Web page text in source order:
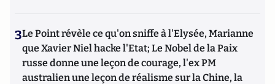
3Le Point révèle ce qu'on sniffe à l'Elysée, Marianne
que Xavier Niel hacke l'Etat; Le Nobel de la Paix
russe donne une leçon de courage, l'ex PM
australien une leçon de réalisme sur la Chine, la